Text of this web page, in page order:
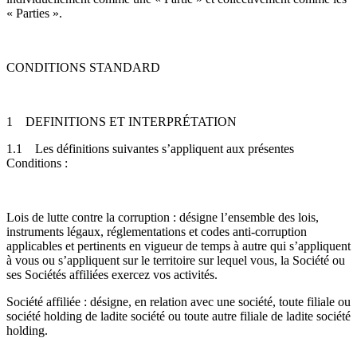
« Parties ».
CONDITIONS STANDARD
1
DEFINITIONS ET INTERPRÉTATION
1.1
Les définitions suivantes s’appliquent aux présentes
Conditions :
Lois de lutte contre la corruption : désigne l’ensemble des lois,
instruments légaux, réglementations et codes anti-corruption
applicables et pertinents en vigueur de temps à autre qui s’appliquent
à vous ou s’appliquent sur le territoire sur lequel vous, la Société ou
ses Sociétés affiliées exercez vos activités.
Société affiliée : désigne, en relation avec une société, toute filiale ou
société holding de ladite société ou toute autre filiale de ladite société
holding.